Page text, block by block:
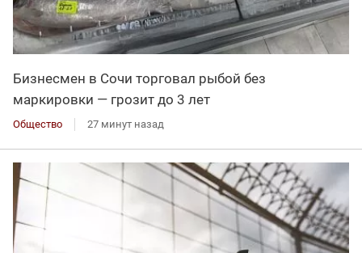
Бизнесмен в Сочи торговал рыбой без
маркировки — грозит до 3 лет
Общество 27 минут назад